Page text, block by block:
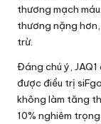
thương mạch
thương nặng
trừ.
Đáng chú ý,
được điều trị
không làm tăng
10% nghiêm